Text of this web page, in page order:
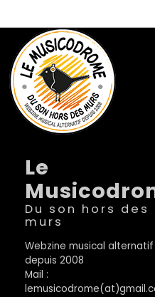
Le
Du son hors des
murs
Webzine musical alternatif
depuis 2008
Mail :